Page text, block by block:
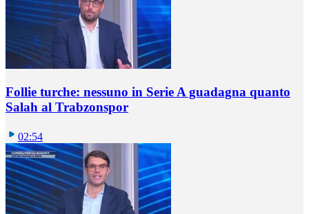
Follie turche: nessuno in Serie A guadagna quanto
Salah al Trabzonspor
02:54